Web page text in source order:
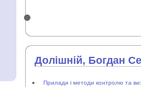
Долішній, Богдан
Прилади і методи контролю та